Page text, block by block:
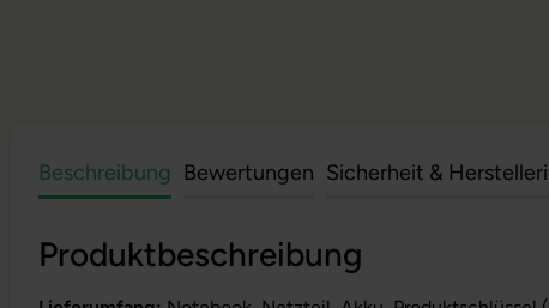
Beschreibung Bewertungen Sicherheit &
Produktbeschreibung